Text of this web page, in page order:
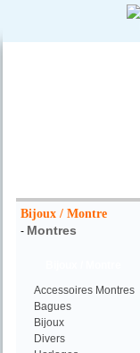
Bijoux / Montre
- Montres
Accessoires Montres
Bagues
Bijoux
Divers